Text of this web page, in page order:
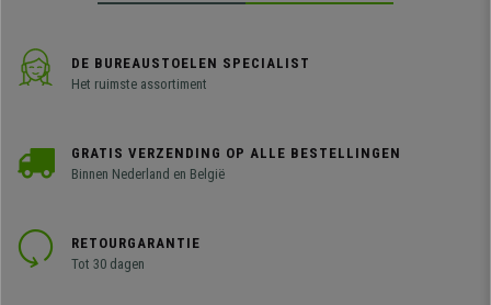
DE BUREAUSTOELEN SPECIALIST
Het ruimste assortiment
GRATIS VERZENDING OP ALLE BESTELLINGEN
Binnen Nederland en België
RETOURGARANTIE
Tot 30 dagen